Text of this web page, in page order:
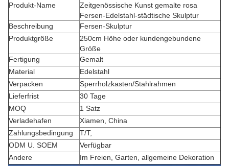
Produkt-Name
Zeitgenössische Kunst gemalte rosa
Fersen-Edelstahl-städtische Skulptur
Beschreibung
Fersen-Skulptur
Produktgröße
250cm Höhe oder kundengebundene
Größe
Fertigung
Gemalt
Material
Edelstahl
Verpacken
Sperrholzkasten/Stahlrahmen
Lieferfrist
30 Tage
MOQ
1 Satz
Verladehafen
Xiamen, China
Zahlungsbedingung
T/T,
ODM U. SOEM
Verfügbar
Andere
Im Freien, Garten, allgemeine Dekoration